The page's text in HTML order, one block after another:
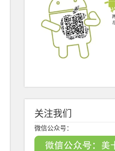
关注我们
微信公众号：